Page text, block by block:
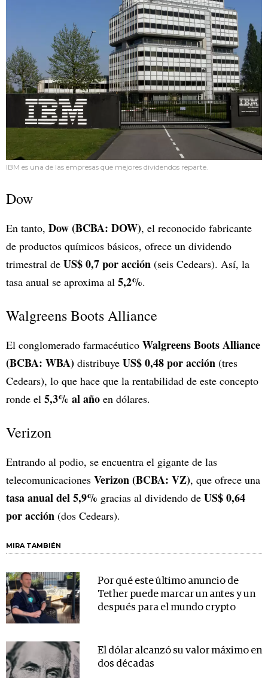
IBM es una de las empresas que mejores dividendos reparte.
Dow
En tanto, Dow (BCBA: DOW), el reconocido fabricante
de productos químicos básicos, ofrece un dividendo
trimestral de US$ 0,7 por acción (seis Cedears). Así, la
tasa anual se aproxima al 5,2%.
Walgreens Boots Alliance
El conglomerado farmacéutico Walgreens Boots Alliance
(BCBA: WBA) distribuye US$ 0,48 por acción (tres
Cedears), lo que hace que la rentabilidad de este concepto
ronde el 5,3% al año en dólares.
Verizon
Entrando al podio, se encuentra el gigante de las
telecomunicaciones Verizon (BCBA: VZ), que ofrece una
tasa anual del 5,9% gracias al dividendo de US$ 0,64
por acción (dos Cedears).
MIRA TAMBIÉN
Por qué este último anuncio de
Tether puede marcar un antes y un
después para el mundo crypto
El dólar alcanzó su valor máximo en
dos décadas